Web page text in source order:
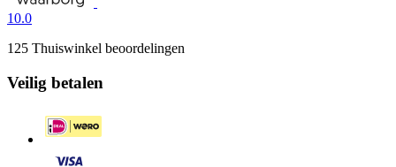
10.0
125 Thuiswinkel beoordelingen
Veilig betalen